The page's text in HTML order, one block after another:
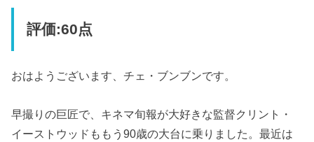
評価:60点
おはようございます、チェ・ブンブンです。
早撮りの巨匠で、キネマ旬報が大好きな監督クリント・
イーストウッドももう90歳の大台に乗りました。最近は